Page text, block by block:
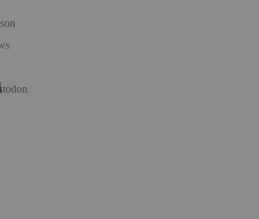
Hol dir die App!